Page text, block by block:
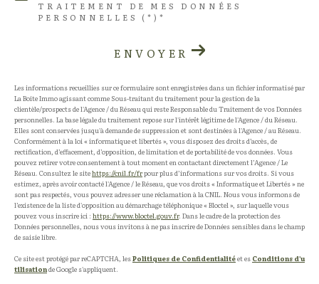
TRAITEMENT DE MES DONNÉES
PERSONNELLES (*)*
ENVOYER
Les informations recueillies sur ce formulaire sont enregistrées dans un fichier informatisé par
La Boite Immo agissant comme Sous-traitant du traitement pour la gestion de la
clientèle/prospects de l'Agence / du Réseau qui reste Responsable du Traitement de vos Données
personnelles. La base légale du traitement repose sur l'intérêt légitime de l'Agence / du Réseau.
Elles sont conservées jusqu'à demande de suppression et sont destinées à l'Agence / au Réseau.
Conformément à la loi « informatique et libertés », vous disposez des droits d’accès, de
rectification, d’effacement, d’opposition, de limitation et de portabilité de vos données. Vous
pouvez retirer votre consentement à tout moment en contactant directement l’Agence / Le
Réseau. Consultez le sitehttps://cnil.fr/frpour plus d’informations sur vos droits. Si vous
estimez, après avoir contacté l'Agence / le Réseau, que vos droits « Informatique et Libertés » ne
sont pas respectés, vous pouvez adresser une réclamation à la CNIL. Nous vous informons de
l’existence de la liste d'opposition au démarchage téléphonique « Bloctel », sur laquelle vous
pouvez vous inscrire ici : https://www.bloctel.gouv.fr. Dans le cadre de la protection des
Données personnelles, nous vous invitons à ne pas inscrire de Données sensibles dans le champ
de saisie libre.
Ce site est protégé par reCAPTCHA, lesPolitiques de Confidentialitéet es Conditions d'u
tilisationde Google s'appliquent.